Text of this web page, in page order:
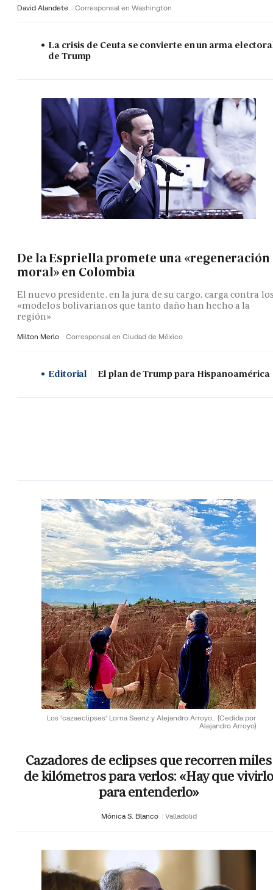
David Alandete Corresponsal en Washington
La crisis de Ceuta se convierte en un arma
de Trump
De la Espriella promete una «regeneración
moral» en Colombia
El nuevo presidente, en la jura de su cargo, carga contra
«modelos bolivarianos que tanto daño han hecho a la
región»
Milton Merlo Corresponsal en Ciudad de México
Editorial El plan de Trump para Hispanoamérica
Los 'cazaeclipses' Lorna Saenz y Alejandro Arroyo,. (Cedida por
Alejandro Arroyo)
Cazadores de eclipses que recorren miles
de kilómetros para verlos: «Hay que
para entenderlo»
Mónica S. Blanco Valladolid